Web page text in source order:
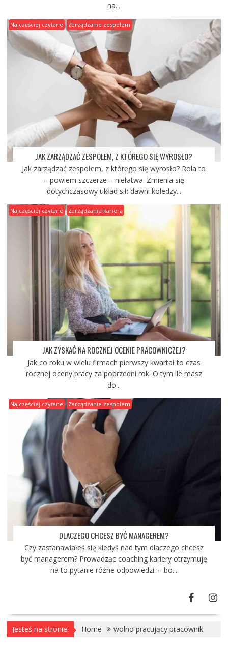
na...
Najczęściej czytane Zarządzanie zespołem
JAK ZARZĄDZAĆ ZESPOŁEM, Z KTÓREGO SIĘ WYROSŁO?
Jak zarządzać zespołem, z którego się wyrosło? Rola to
– powiem szczerze – niełatwa. Zmienia się
dotychczasowy układ sił: dawni koledzy...
Najczęściej czytane Zarządzanie karierą
JAK ZYSKAĆ NA ROCZNEJ OCENIE PRACOWNICZEJ?
Jak co roku w wielu firmach pierwszy kwartał to czas
rocznej oceny pracy za poprzedni rok. O tym ile masz
do...
Najczęściej czytane Zarządzanie zespołem
DLACZEGO CHCESZ BYĆ MANAGEREM?
Czy zastanawiałeś się kiedyś nad tym dlaczego chcesz
być managerem? Prowadząc coaching kariery otrzymuję
na to pytanie różne odpowiedzi: – bo...
Jesteś na stronie: Home wolno pracujący pracownik